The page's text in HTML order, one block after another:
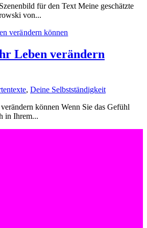
für den Text Meine geschätzte
von...
Leben verändern
, Deine Selbstständigkeit
können Wenn Sie das Gefühl
in Ihrem...